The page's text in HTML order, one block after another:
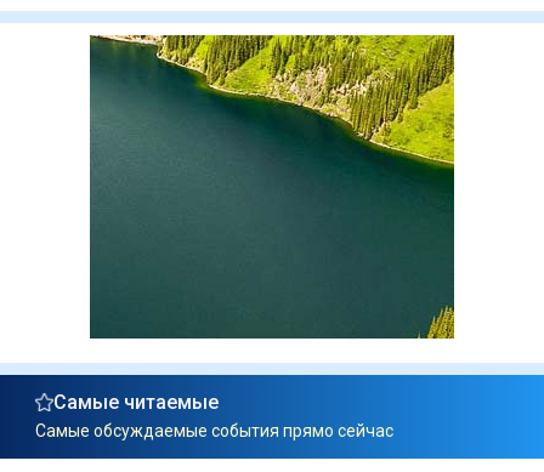
Самые читаемые
Самые обсуждаемые события прямо сейчас